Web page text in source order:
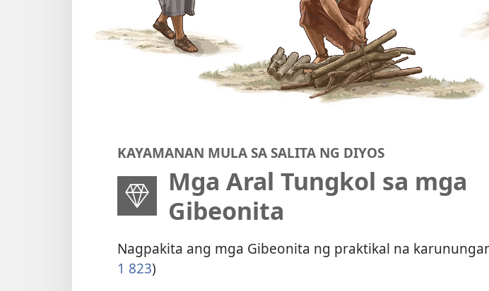
KAYAMANAN MULA SA SALITA NG DIYOS
Mga Aral Tungkol sa mga
Gibeonita
Nagpakita ang mga Gibeonita ng praktikal na
1 823)